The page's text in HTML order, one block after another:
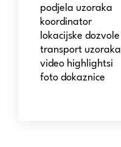
podjela uzoraka
koordinator
lokacijske dozvole
transport uzoraka
video highlightsi
foto dokaznice